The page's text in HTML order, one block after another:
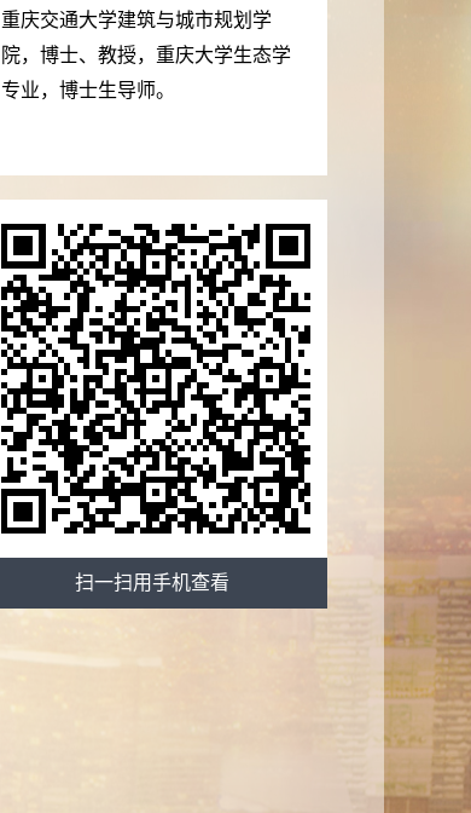
重庆交通大学建筑与城市规划学
院，博士、教授，重庆大学生态学
专业，博士生导师。
扫一扫用手机查看